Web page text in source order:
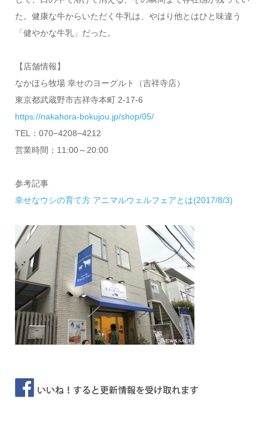
た。健康な牛からいただく牛乳は、やはり他とはひと味違う
「健やかな牛乳」だった。
【店舗情報】
なかほら牧場 幸せのヨーグルト（吉祥寺店）
東京都武蔵野市吉祥寺本町 2-17-6
https://nakahora-bokujou.jp/shop/05/
TEL：070−4208−4212
営業時間：11:00～20:00
参考記事
幸せなウシの育て方 アニマルウェルフェアとは(2017/8/3)